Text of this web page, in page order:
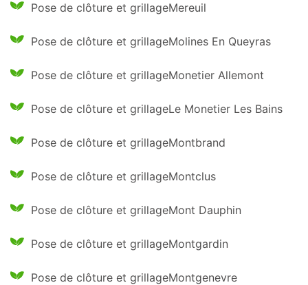
Pose de clôture et grillageMereuil
Pose de clôture et grillageMolines En Queyras
Pose de clôture et grillageMonetier Allemont
Pose de clôture et grillageLe Monetier Les Bains
Pose de clôture et grillageMontbrand
Pose de clôture et grillageMontclus
Pose de clôture et grillageMont Dauphin
Pose de clôture et grillageMontgardin
Pose de clôture et grillageMontgenevre